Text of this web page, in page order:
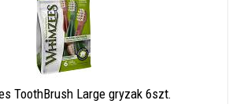
ToothBrush Large gryzak 6szt.